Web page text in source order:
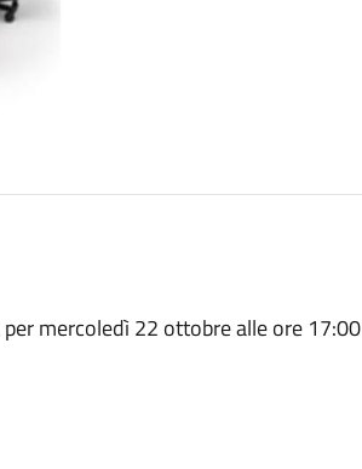
mercoledì 22 ottobre alle ore 17:00